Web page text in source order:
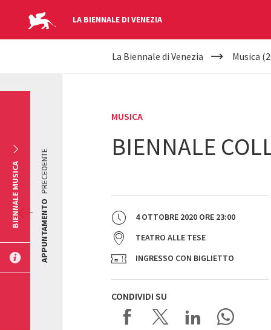
LA BIENNALE DI VENEZIA
YOUR
La Biennale di Venezia Musica
MUSICA
BIENNALE
4 OTTOBRE 2020 ORE 23:00
TEATRO ALLE TESE
INGRESSO CON BIGLIETTO
CONDIVIDI SU
APPUNTAMENTO
PRECEDENTE
BIENNALE MUSICA